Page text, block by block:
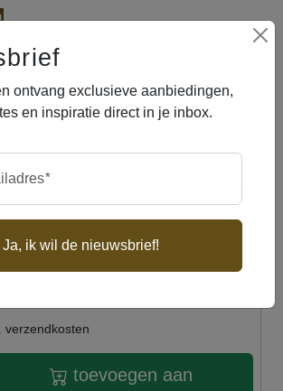
ontvang exclusieve aanbiedingen,
en inspiratie direct in je inbox.
*verplicht
Ja, ik wil de nieuwsbrief!
Bol
100 gr
te
Ruw Eiwit 32% .Ruw
Vet : 9.00%.Ruw As
Calcium:0.92%,Fosfor:0.88%,
:0,12% Samenstelling:Sojameel,
verzendkosten
toevoegen aan